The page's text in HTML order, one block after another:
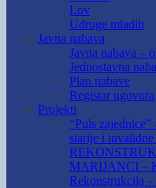
Lov
Udruge mladih
Javna nabava
Javna nabava –
Jednostavna
Plan nabave
Registar ugovora
Projekti
“Puls
starije i invalidne
MARIJANCI –
Rekonstrukcija